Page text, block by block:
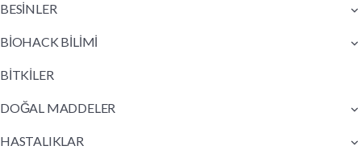
BESİNLER
BİOHACK BİLİMİ
BİTKİLER
DOĞAL MADDELER
HASTALIKLAR